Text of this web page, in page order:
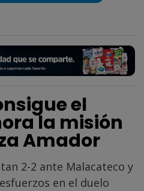
el
la misión
Amador
2-2 ante Malacateco y
en el duelo